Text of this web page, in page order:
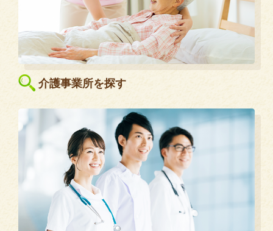
介護事業所を探す